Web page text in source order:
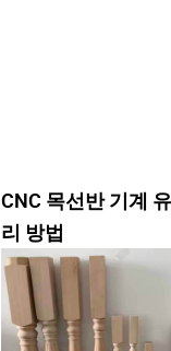
CNC 목선반 기계
리 방법